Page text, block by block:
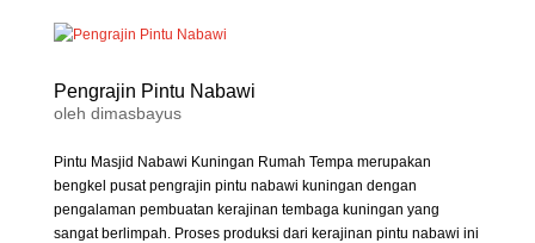
Pengrajin Pintu Nabawi
oleh dimasbayus
Pintu Masjid Nabawi Kuningan Rumah Tempa merupakan
bengkel pusat pengrajin pintu nabawi kuningan dengan
pengalaman pembuatan kerajinan tembaga kuningan yang
sangat berlimpah. Proses produksi dari kerajinan pintu nabawi ini